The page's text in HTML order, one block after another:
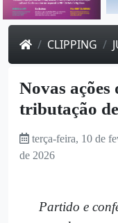
CLIPPING
Novas
tributação
terça-feira, 10 de
de 2026
Partido e